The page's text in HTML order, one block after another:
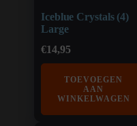
Iceblue Crystals (4)
Large
€14,95
TOEVOEGEN
AAN
WINKELWAGEN